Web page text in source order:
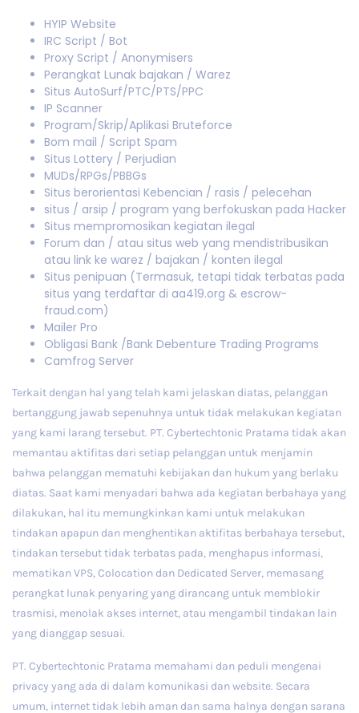
HYIP Website
IRC Script / Bot
Proxy Script / Anonymisers
Perangkat Lunak bajakan / Warez
Situs AutoSurf/PTC/PTS/PPC
IP Scanner
Program/Skrip/Aplikasi Bruteforce
Bom mail / Script Spam
Situs Lottery / Perjudian
MUDs/RPGs/PBBGs
Situs berorientasi Kebencian / rasis / pelecehan
situs / arsip / program yang berfokuskan pada Hacker
Situs mempromosikan kegiatan ilegal
Forum dan / atau situs web yang mendistribusikan
atau link ke warez / bajakan / konten ilegal
Situs penipuan (Termasuk, tetapi tidak terbatas pada
situs yang terdaftar di aa419.org & escrow-
fraud.com)
Mailer Pro
Obligasi Bank /Bank Debenture Trading Programs
Camfrog Server
Terkait dengan hal yang telah kami jelaskan diatas, pelanggan
bertanggung jawab sepenuhnya untuk tidak melakukan kegiatan
yang kami larang tersebut. PT. Cybertechtonic Pratama tidak akan
memantau aktifitas dari setiap pelanggan untuk menjamin
bahwa pelanggan mematuhi kebijakan dan hukum yang berlaku
diatas. Saat kami menyadari bahwa ada kegiatan berbahaya yang
dilakukan, hal itu memungkinkan kami untuk melakukan
tindakan apapun dan menghentikan aktifitas berbahaya tersebut,
tindakan tersebut tidak terbatas pada, menghapus informasi,
mematikan VPS, Colocation dan Dedicated Server, memasang
perangkat lunak penyaring yang dirancang untuk memblokir
trasmisi, menolak akses internet, atau mengambil tindakan lain
yang dianggap sesuai.
PT. Cybertechtonic Pratama memahami dan peduli mengenai
privacy yang ada di dalam komunikasi dan website. Secara
umum, internet tidak lebih aman dan sama halnya dengan sarana